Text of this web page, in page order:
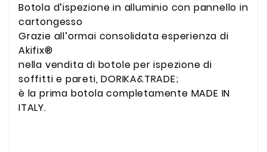
Botola d’ispezione in alluminio con pannello in
cartongesso
Grazie all’ormai consolidata esperienza di
Akifix®
nella vendita di botole per ispezione di
soffitti e pareti, DORIKA&TRADE;
è la prima botola completamente MADE IN
ITALY.